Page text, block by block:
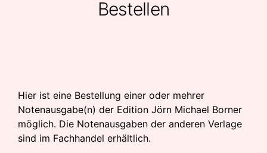
Bestellen
Hier ist eine Bestellung einer oder mehrer
Notenausgabe(n) der Edition Jörn Michael Borner
möglich. Die Notenausgaben der anderen Verlage
sind im Fachhandel erhältlich.